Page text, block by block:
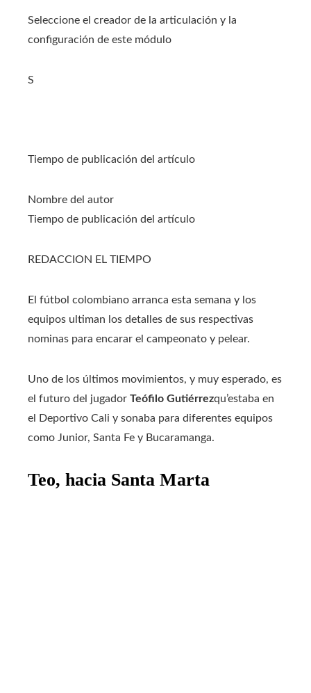
Seleccione el creador de la articulación y la
configuración de este módulo
S
Tiempo de publicación del artículo
Nombre del autor
Tiempo de publicación del artículo
REDACCION EL TIEMPO
El fútbol colombiano arranca esta semana y los
equipos ultiman los detalles de sus respectivas
nominas para encarar el campeonato y pelear.
Uno de los últimos movimientos, y muy esperado, es
el futuro del jugador Teófilo Gutiérrezqu’estaba en
el Deportivo Cali y sonaba para diferentes equipos
como Junior, Santa Fe y Bucaramanga.
Teo, hacia Santa Marta